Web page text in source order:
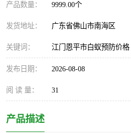
产品数量： 9999.00个
发货地址： 广东省佛山市南海区
关键词： 江门恩平市白蚁预防价格
发布日期： 2026-08-08
阅 读 量： 31
产品描述